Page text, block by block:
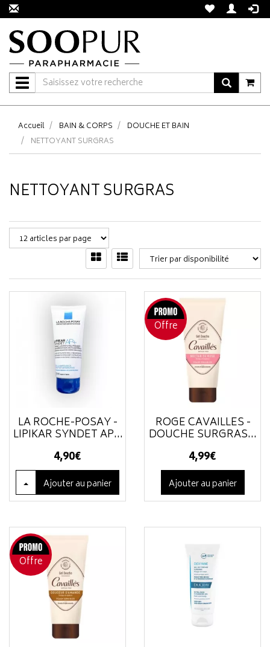
Navigation
Accueil BAIN & CORPS
DOUCHE ET BAIN
NETTOYANT SURGRAS
NETTOYANT SURGRAS
LA ROCHE-POSAY -
LIPIKAR SYNDET AP...
4,90€
Ajouterau panier
Offre
ROGÉ CAVAILLÈS -
DOUCHE SURGRAS...
4,99€
Ajouter au panier
Offre